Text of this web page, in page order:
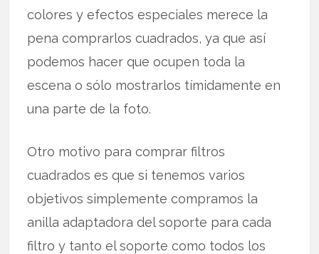
colores y efectos especiales merece la
pena comprarlos cuadrados, ya que así
podemos hacer que ocupen toda la
escena o sólo mostrarlos tímidamente en
una parte de la foto.
Otro motivo para comprar filtros
cuadrados es que si tenemos varios
objetivos simplemente compramos la
anilla adaptadora del soporte para cada
filtro y tanto el soporte como todos los